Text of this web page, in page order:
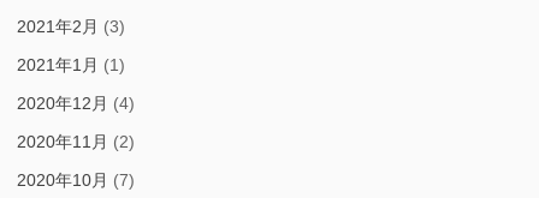
2021年2月 (3)
2021年1月 (1)
2020年12月 (4)
2020年11月 (2)
2020年10月 (7)